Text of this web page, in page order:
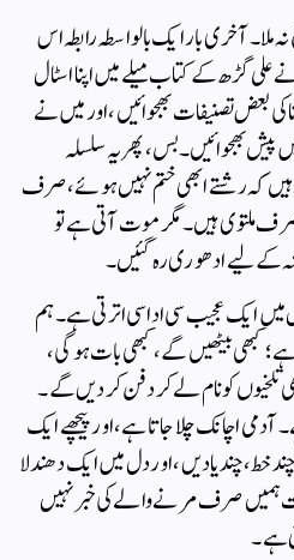
ملا۔ آخری بار ایک بالواسطہ رابطہ اس
گڑھ کے کتاب میلے میں اپنا اسٹال
کی بعض تصنیفات بھجوائیں، اور میں نے
پیش بھجوائیں۔ بس، پھر یہ سلسلہ
ہیں کہ رشتے ابھی ختم نہیں ہوئے، صرف
صرف ملتوی ہیں۔ مگر موت آتی ہے تو
کے لیے ادھوری رہ گئیں۔
میں ایک عجیب سی اداسی اترتی ہے۔ ہم
کبھی بیٹھیں گے، کبھی بات ہوگی،
تلخیوں کو نام لے کر دفن کر دیں گے۔
اچانک چلا جاتا ہے، اور پیچھے ایک
خط، چند یادیں، اور دل میں ایک دھندلا
ہمیں صرف مرنے والے کی خبر نہیں
ہے۔